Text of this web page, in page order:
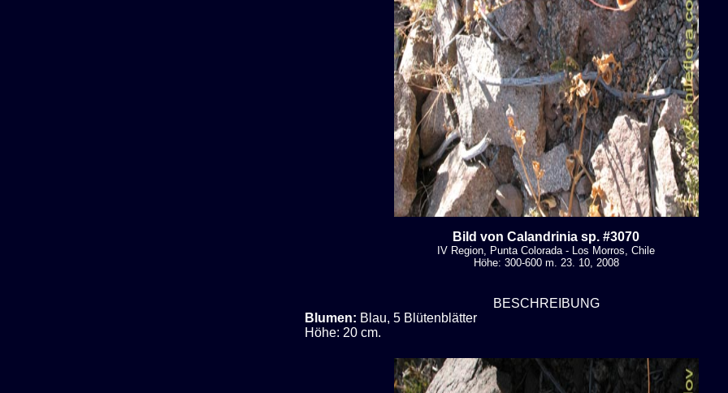
Bild von Calandrinia sp. #3070
IV Region, Punta Colorada - Los Morros, Chile
Höhe: 300-600 m. 23. 10, 2008
BESCHREIBUNG
Blumen: Blau, 5 Blütenblätter
Höhe: 20 cm.